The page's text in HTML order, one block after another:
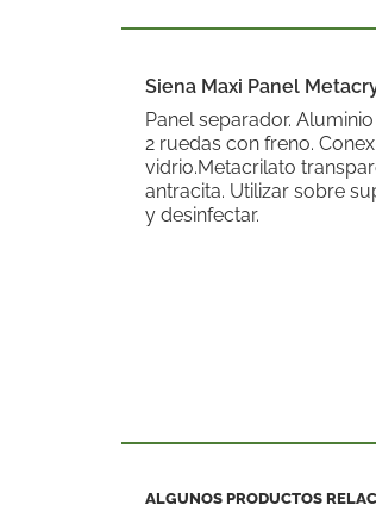
Siena Maxi Panel
Panel separador.
2 ruedas con freno.
vidrio.Metacrilato
antracita. Utilizar sobre
y desinfectar.
ALGUNOS PRODUCTOS